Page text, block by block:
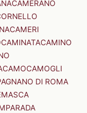
CAMERANO
CAMERI
CAMINATACAMINO
CAMOCAMOGLI
DI ROMA